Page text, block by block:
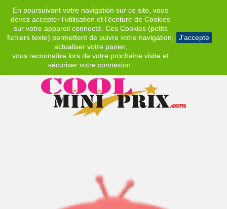
En poursuivant votre navigation sur ce site, vous
devez accepter l’utilisation et l'écriture de Cookies
sur votre appareil connecté. Ces Cookies (petits
fichiers texte) permettent de suivre votre navigation,
actualiser votre panier,
vous reconnaître lors de votre prochaine visite et
sécuriser votre connexion.
J'accepte
EUR